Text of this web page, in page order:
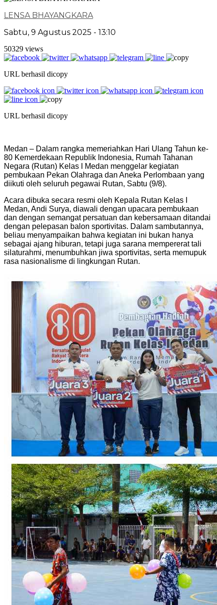
LENSA BHAYANGKARA
Sabtu, 9 Agustus 2025 - 13:10
50329 views
URL berhasil dicopy
URL berhasil dicopy
Medan – Dalam rangka memeriahkan Hari Ulang Tahun ke-
80 Kemerdekaan Republik Indonesia, Rumah Tahanan
Negara (Rutan) Kelas I Medan menggelar kegiatan
pembukaan Pekan Olahraga dan Aneka Perlombaan yang
diikuti oleh seluruh pegawai Rutan, Sabtu (9/8).
Acara dibuka secara resmi oleh Kepala Rutan Kelas I
Medan, Andi Surya, diawali dengan upacara pembukaan
dan dengan semangat persatuan dan kebersamaan ditandai
dengan pelepasan balon sportivitas. Dalam sambutannya,
beliau menyampaikan bahwa kegiatan ini bukan hanya
sebagai ajang hiburan, tetapi juga sarana mempererat tali
silaturahmi, menumbuhkan jiwa sportivitas, serta memupuk
rasa nasionalisme di lingkungan Rutan.